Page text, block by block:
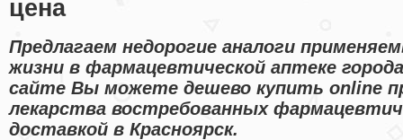
цена
Предлагаем недорогие аналоги
жизни в фармацевтической аптеке
сайте Вы можете дешево купить online
лекарства востребованных
доставкой в Красноярск.